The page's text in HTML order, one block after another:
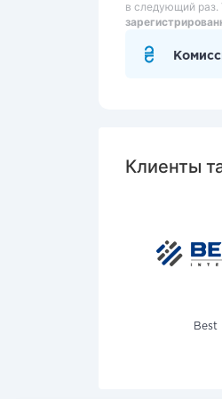
в следующий раз.
Клиенты
Best